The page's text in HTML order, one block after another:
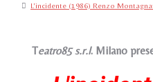
L'incidente (1986) Renzo
Teatro85 s.r.l. Milano